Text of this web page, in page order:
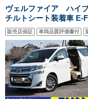
ヴェルファイア ハイ
チルトシート装着車
車 セーフティセンス
リックシート 9inディ
ラ OP・ナビキット
販売店保証 車両品質評価書付